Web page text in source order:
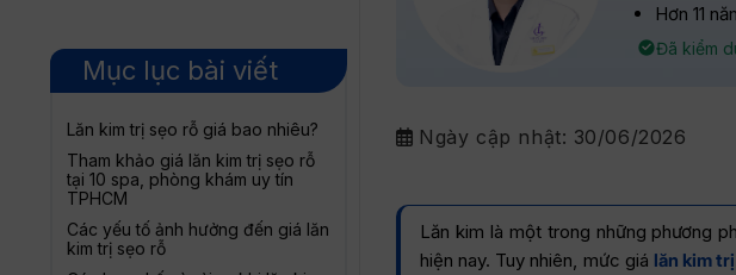
Mục lục bài viết
Lăn kim trị sẹo rỗ giá bao nhiêu?
Tham khảo giá lăn kim trị sẹo rỗ
tại 10 spa, phòng khám uy tín
TPHCM
Các yếu tố ảnh hưởng đến giá lăn
kim trị sẹo rỗ
Hơn 11
Đã kiểm
Ngày cập nhật: 30/06/2026
Lăn kim là một trong những phương
hiện nay. Tuy nhiên, mức giá lăn kim